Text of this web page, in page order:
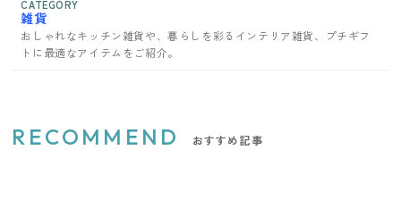
CATEGORY
雑貨
おしゃれなキッチン雑貨や、暮らしを彩るインテリア雑貨、プチギフ
トに最適なアイテムをご紹介。
RECOMMEND おすすめ記事